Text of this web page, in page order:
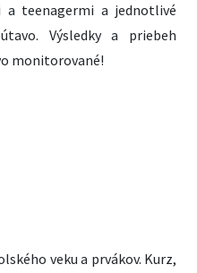
teenagermi a jednotlivé
Výsledky a priebeh
monitorované!
veku a prvákov. Kurz,